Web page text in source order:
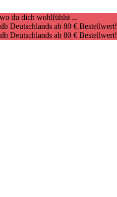
du dich wohlfühlst ...
Deutschlands ab 80 € Bestellwert!
Deutschlands ab 80 € Bestellwert!